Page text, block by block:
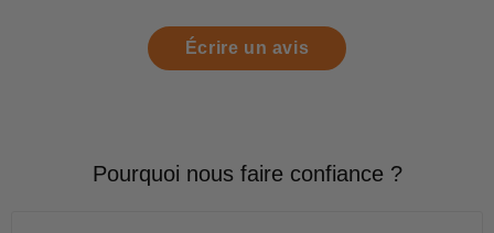
Écrire un avis
Pourquoi nous faire confiance ?